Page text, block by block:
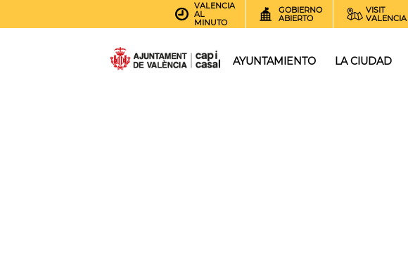
VALENCIA
AL
MINUTO
GOBIERNO
ABIERTO
VISIT
VALENCIA
AYUNTAMIENTO LA CIUDAD